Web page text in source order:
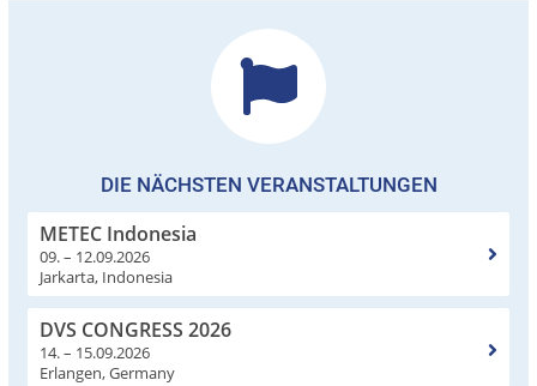
DIE NÄCHSTEN VERANSTALTUNGEN
METEC Indonesia
09. – 12.09.2026
Jarkarta, Indonesia
DVS CONGRESS 2026
14. – 15.09.2026
Erlangen, Germany